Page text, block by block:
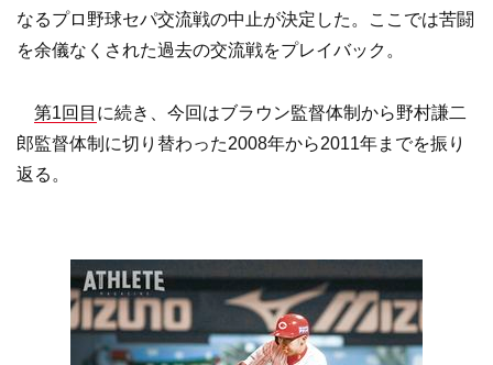
なるプロ野球セパ交流戦の中止が決定した。ここでは苦闘
を余儀なくされた過去の交流戦をプレイバック。
第1回目 に続き、今回はブラウン監督体制から野村謙二
郎監督体制に切り替わった2008年から2011年までを振り
返る。